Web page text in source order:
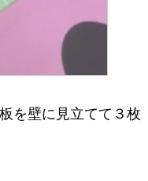
を壁に見立てて３枚